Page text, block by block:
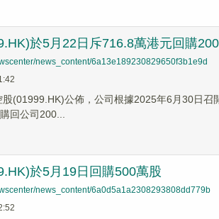
於5月22日斥716.8萬港元回購
news_content/6a13e189230829650f3b1e9d
股(01999.HK)公佈，公司根據2025年6月30日
回公司200...
於5月19日回購500萬股
news_content/6a0d5a1a2308293808dd779b